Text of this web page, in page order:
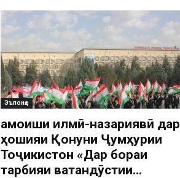
Эълонҳо
Ҳамоиши илмӣ-назариявӣ дар
ҳошияи Қонуни Ҷумҳурии
Тоҷикистон «Дар бораи
тарбияи ватандӯстии...